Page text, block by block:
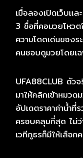
เมื่อลองเปิดเว็บแ
3 ชื่อที่คอมวยโหว
ความโดดเด่นของ
คนชอบดูมวยโดยเฉ
UFA88CLUB ตัว
มาให้คลิกเข้าหมว
อัปเดตราคาค่าน้ำที่
ครอบคลุมที่สุด ไม่
เวทีภูธรก็มีให้เลือก